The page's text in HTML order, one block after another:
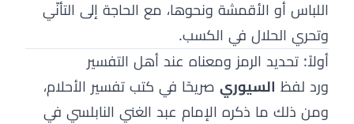
اللباس أو الأقمشة ونحوها، مع الحاجة إلى التأنّي
وتحري الحلال في الكسب.
أولاً: تحديد الرمز ومعناه عند أهل التفسير
ورد لفظ السيوري صريحًا في كتب تفسير الأحلام،
ومن ذلك ما ذكره الإمام عبد الغني النابلسي في